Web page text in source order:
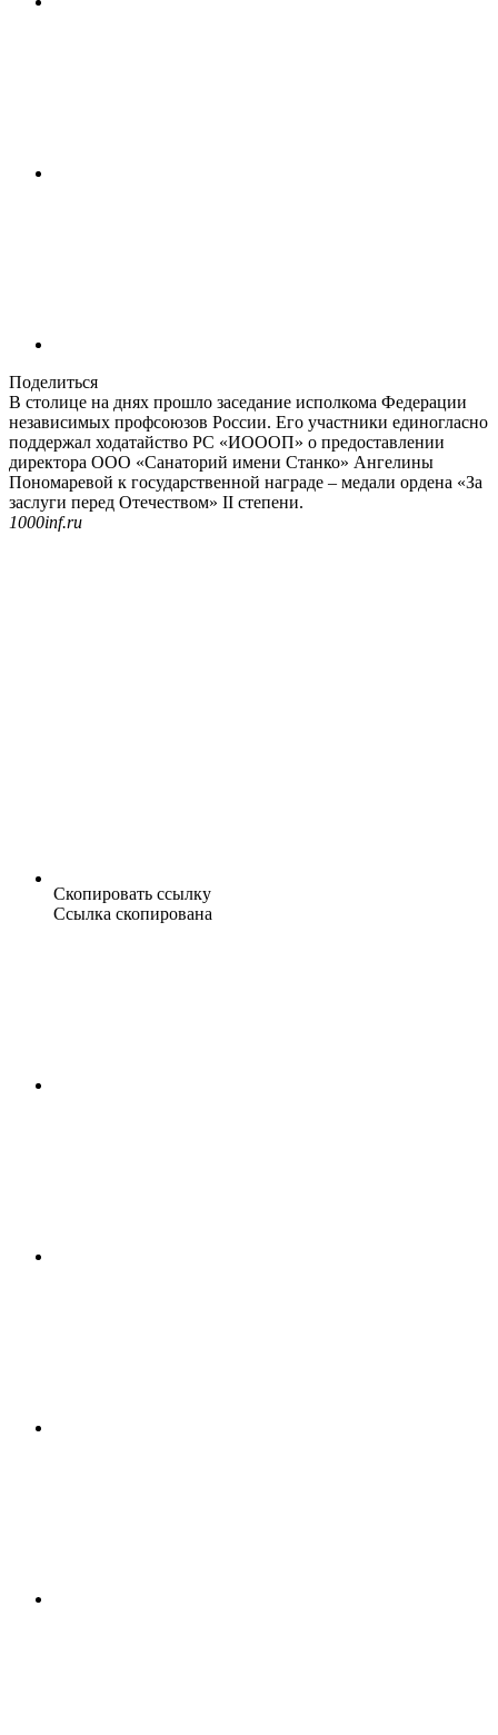
Поделиться
В столице на днях прошло заседание исполкома Федерации
независимых профсоюзов России. Его участники единогласно
поддержал ходатайство РС «ИОООП» о предоставлении
директора ООО «Санаторий имени Станко» Ангелины
Пономаревой к государственной награде – медали ордена «За
заслуги перед Отечеством» II степени.
1000inf.ru
Скопировать ссылку
Ссылка скопирована